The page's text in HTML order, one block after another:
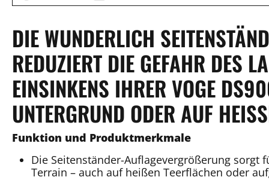
DIE WUNDERLICH
EDUZIERT DIE GEFAHR DES
INSINKENS IHRER VOGE
NTERGRUND ODER AUF
Funktion und Produktmerkmale
Die Seitenständer-Auflagevergrößerung sorgt
Terrain – auch auf heißen Teerflächen oder